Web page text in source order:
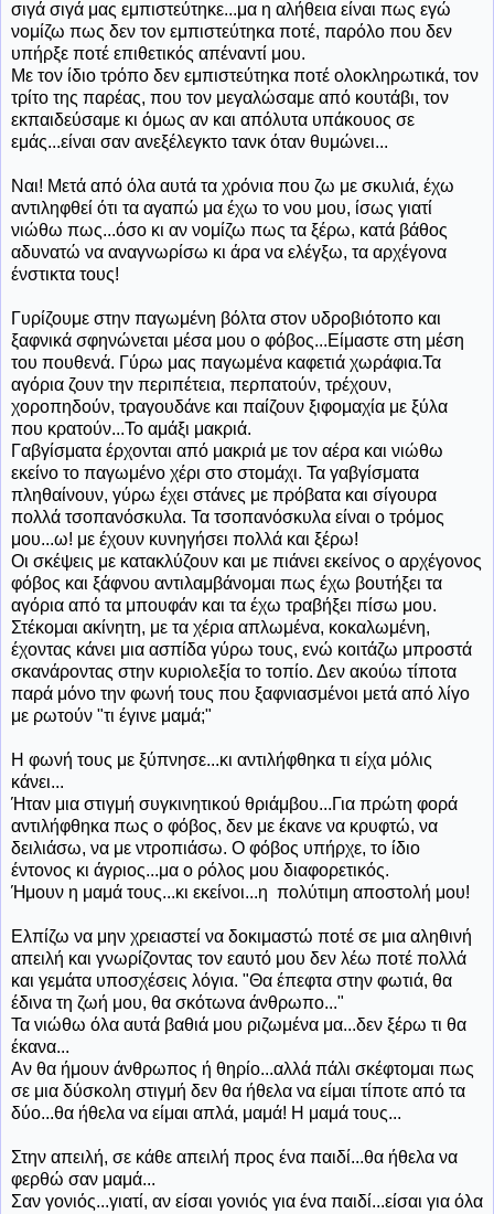
σιγά σιγά μας εμπιστεύτηκε...μα η αλήθεια είναι πως εγώ
νομίζω πως δεν τον εμπιστεύτηκα ποτέ, παρόλο που δεν
υπήρξε ποτέ επιθετικός απέναντί μου.
Με τον ίδιο τρόπο δεν εμπιστεύτηκα ποτέ ολοκληρωτικά, τον
τρίτο της παρέας, που τον μεγαλώσαμε από κουτάβι, τον
εκπαιδεύσαμε κι όμως αν και απόλυτα υπάκουος σε
εμάς...είναι σαν ανεξέλεγκτο τανκ όταν θυμώνει...
Ναι! Μετά από όλα αυτά τα χρόνια που ζω με σκυλιά, έχω
αντιληφθεί ότι τα αγαπώ μα έχω το νου μου, ίσως γιατί
νιώθω πως...όσο κι αν νομίζω πως τα ξέρω, κατά βάθος
αδυνατώ να αναγνωρίσω κι άρα να ελέγξω, τα αρχέγονα
ένστικτα τους!
Γυρίζουμε στην παγωμένη βόλτα στον υδροβιότοπο και
ξαφνικά σφηνώνεται μέσα μου ο φόβος...Είμαστε στη μέση
του πουθενά. Γύρω μας παγωμένα καφετιά χωράφια.Τα
αγόρια ζουν την περιπέτεια, περπατούν, τρέχουν,
χοροπηδούν, τραγουδάνε και παίζουν ξιφομαχία με ξύλα
που κρατούν...Το αμάξι μακριά.
Γαβγίσματα έρχονται από μακριά με τον αέρα και νιώθω
εκείνο το παγωμένο χέρι στο στομάχι. Τα γαβγίσματα
πληθαίνουν, γύρω έχει στάνες με πρόβατα και σίγουρα
πολλά τσοπανόσκυλα. Τα τσοπανόσκυλα είναι ο τρόμος
μου...ω! με έχουν κυνηγήσει πολλά και ξέρω!
Οι σκέψεις με κατακλύζουν και με πιάνει εκείνος ο αρχέγονος
φόβος και ξάφνου αντιλαμβάνομαι πως έχω βουτήξει τα
αγόρια από τα μπουφάν και τα έχω τραβήξει πίσω μου.
Στέκομαι ακίνητη, με τα χέρια απλωμένα, κοκαλωμένη,
έχοντας κάνει μια ασπίδα γύρω τους, ενώ κοιτάζω μπροστά
σκανάροντας στην κυριολεξία το τοπίο. Δεν ακούω τίποτα
παρά μόνο την φωνή τους που ξαφνιασμένοι μετά από λίγο
με ρωτούν "τι έγινε μαμά;"
Η φωνή τους με ξύπνησε...κι αντιλήφθηκα τι είχα μόλις
κάνει...
Ήταν μια στιγμή συγκινητικού θριάμβου...Για πρώτη φορά
αντιλήφθηκα πως ο φόβος, δεν με έκανε να κρυφτώ, να
δειλιάσω, να με ντροπιάσω. Ο φόβος υπήρχε, το ίδιο
έντονος κι άγριος...μα ο ρόλος μου διαφορετικός.
Ήμουν η μαμά τους...κι εκείνοι...η πολύτιμη αποστολή μου!
Ελπίζω να μην χρειαστεί να δοκιμαστώ ποτέ σε μια αληθινή
απειλή και γνωρίζοντας τον εαυτό μου δεν λέω ποτέ πολλά
και γεμάτα υποσχέσεις λόγια. "Θα έπεφτα στην φωτιά, θα
έδινα τη ζωή μου, θα σκότωνα άνθρωπο..."
Τα νιώθω όλα αυτά βαθιά μου ριζωμένα μα...δεν ξέρω τι θα
έκανα...
Αν θα ήμουν άνθρωπος ή θηρίο...αλλά πάλι σκέφτομαι πως
σε μια δύσκολη στιγμή δεν θα ήθελα να είμαι τίποτε από τα
δύο...θα ήθελα να είμαι απλά, μαμά! Η μαμά τους...
Στην απειλή, σε κάθε απειλή προς ένα παιδί...θα ήθελα να
φερθώ σαν μαμά...
Σαν γονιός...γιατί, αν είσαι γονιός για ένα παιδί...είσαι για όλα